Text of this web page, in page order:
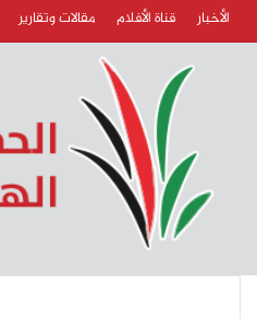
الأخبار قناة الأفلام مقالات وتقارير